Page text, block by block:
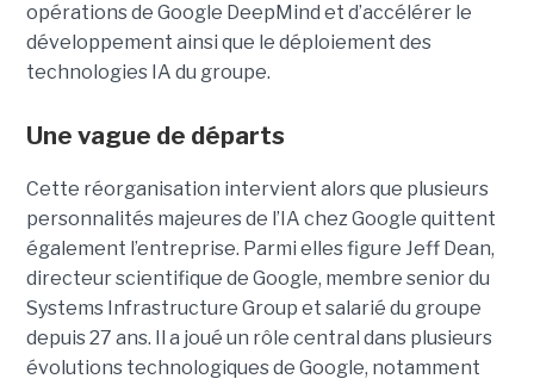
opérations de Google DeepMind et d’accélérer le
développement ainsi que le déploiement des
technologies IA du groupe.
Une vague de départs
Cette réorganisation intervient alors que plusieurs
personnalités majeures de l’IA chez Google quittent
également l’entreprise. Parmi elles figure Jeff Dean,
directeur scientifique de Google, membre senior du
Systems Infrastructure Group et salarié du groupe
depuis 27 ans. Il a joué un rôle central dans plusieurs
évolutions technologiques de Google, notamment